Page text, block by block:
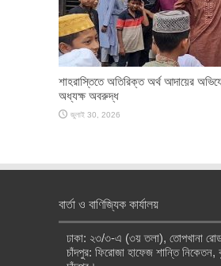
শাহরাস্তিতে অতিরিক্ত অর্থ আদায়ের
অধ্যক্ষ অবরুদ্ধ
জুলাই 30, 2026
বার্তা ও বাণিজ্যিক কার্যালয়
ঢাকা: ২৩/৩-এ (৩য় তলা), তোপখানা
চাঁদপুর: ফিরোজা হাফেজ শান্তি নিকেতন,